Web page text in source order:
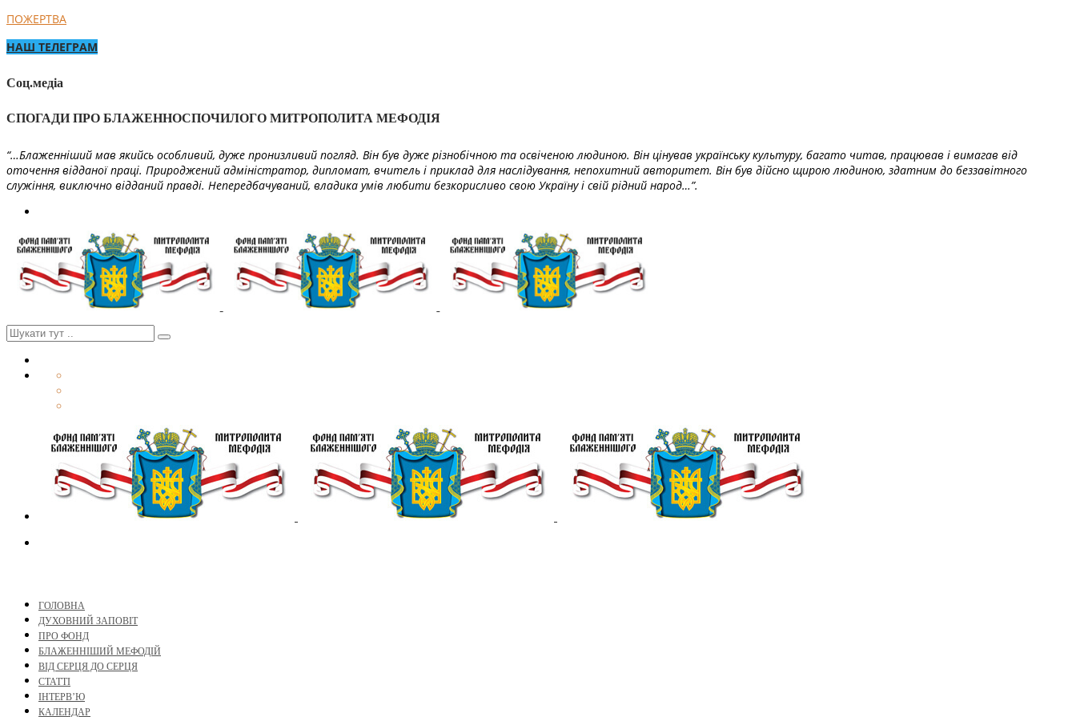
ПОЖЕРТВА
НАШ ТЕЛЕГРАМ
Соц.медіа
СПОГАДИ ПРО БЛАЖЕННОСПОЧИЛОГО МИТРОПОЛИТА МЕФОДІЯ
“…Блаженніший мав якийсь особливий, дуже пронизливий погляд. Він був дуже різнобічною та освіченою людиною. Він цінував українську культуру, багато читав, працював і вимагав від
оточення відданої праці. Природжений адміністратор, дипломат, вчитель і приклад для наслідування, непохитний авторитет. Він був дійсно щирою людиною, здатним до беззавітного
служіння, виключно відданий правді. Непередбачуваний, владика умів любити безкорисливо свою Україну і свій рідний народ…”.
ГОЛОВНА
ДУХОВНИЙ ЗАПОВІТ
ПРО ФОНД
БЛАЖЕННІШИЙ МЕФОДІЙ
ВІД СЕРЦЯ ДО СЕРЦЯ
СТАТТІ
ІНТЕРВ’Ю
КАЛЕНДАР